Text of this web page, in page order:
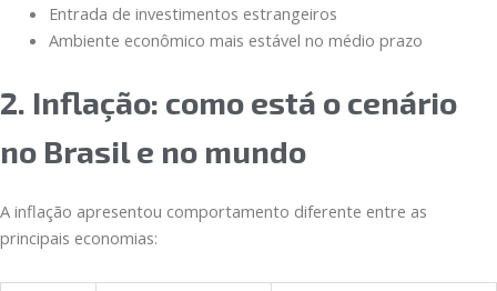
Entrada de investimentos estrangeiros
Ambiente econômico mais estável no médio prazo
2. Inflação: como está o cenário
no Brasil e no mundo
A inflação apresentou comportamento diferente entre as
principais economias: